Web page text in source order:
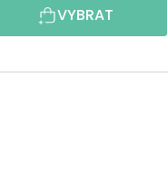
VYBRAT